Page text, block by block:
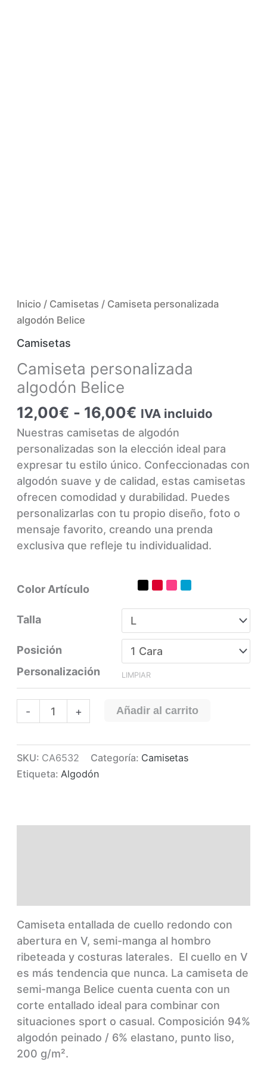
Inicio / Camisetas / Camiseta personalizada
algodón Belice
Camisetas
Camiseta personalizada
algodón Belice
12,00€ - 16,00€ Rango
de
precios:
desde
12,00€
hasta
16,00€
IVA incluido
Nuestras camisetas de algodón
personalizadas son la elección ideal para
expresar tu estilo único. Confeccionadas con
algodón suave y de calidad, estas camisetas
ofrecen comodidad y durabilidad. Puedes
personalizarlas con tu propio diseño, foto o
mensaje favorito, creando una prenda
exclusiva que refleje tu individualidad.
Color Artículo
Talla
Posición
Personalización
LIMPIAR
-
Camiseta
personalizada
Belice
cantidad
+ Añadir al carrito
SKU: CA6532 Categoría: Camisetas
Etiqueta: Algodón
Camiseta entallada de cuello redondo con
abertura en V, semi-manga al hombro
ribeteada y costuras laterales. El cuello en V
es más tendencia que nunca. La camiseta de
semi-manga Belice cuenta cuenta con un
corte entallado ideal para combinar con
situaciones sport o casual. Composición 94%
algodón peinado / 6% elastano, punto liso,
200 g/m².